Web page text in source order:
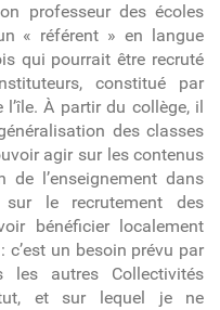
professeur des écoles
« référent » en langue
qui pourrait être recruté
constitué par
À partir du collège, il
des classes
agir sur les contenus
de l’enseignement dans
sur le recrutement des
bénéficier localement
c’est un besoin prévu par
les autres Collectivités
et sur lequel je ne